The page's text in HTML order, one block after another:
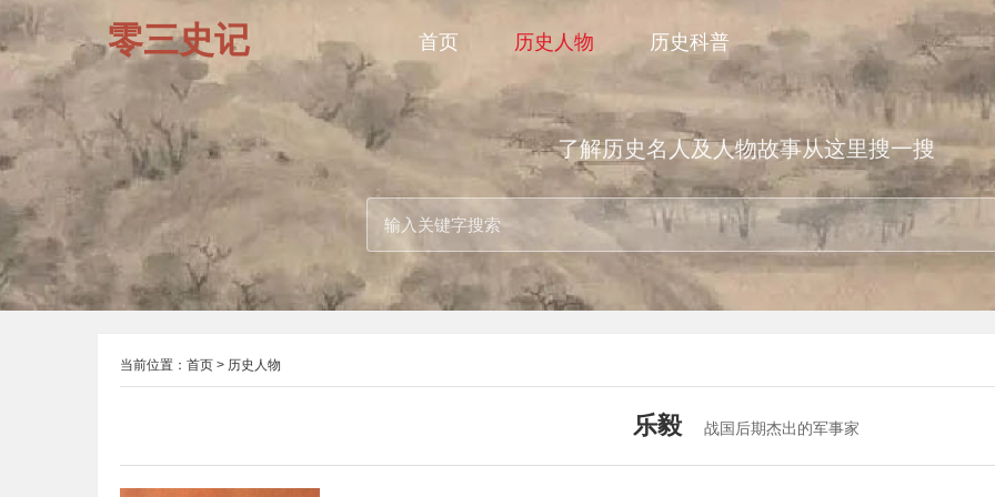
零三史记 首页 历史人物 历史科普
了解历史名人及人物故事从这里搜一搜
当前位置： 首页 > 历史人物
乐毅 战国后期杰出的军事家